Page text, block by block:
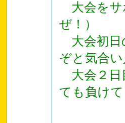
大会をサ
ぜ！）
大会初日
ぞと気合
大会２日
ても負け